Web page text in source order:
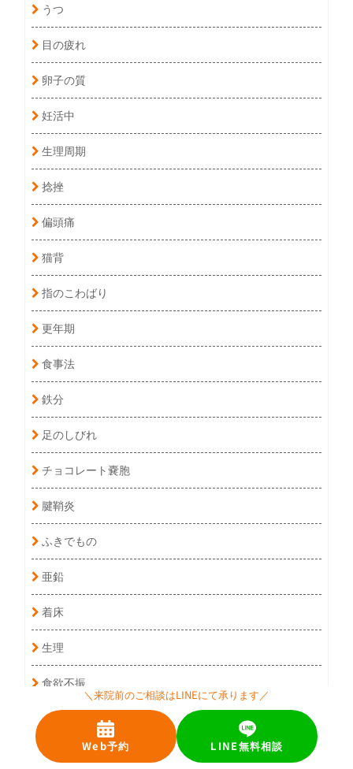
うつ
目の疲れ
卵子の質
妊活中
生理周期
捻挫
偏頭痛
猫背
指のこわばり
更年期
食事法
鉄分
足のしびれ
チョコレート嚢胞
腱鞘炎
ふきでもの
亜鉛
着床
生理
食欲不振
冷や汗
中途覚醒
＼来院前のご相談はLINEにて承ります／
Web予約 LINE無料相談